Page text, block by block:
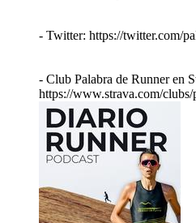
- Twitter: https://twitter.com/
- Club Palabra de Runner en
https://www.strava.com/clubs/